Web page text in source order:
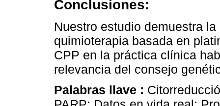
Conclusiones:
Nuestro estudio demuestra
quimioterapia basada en
CPP en la práctica clínica
relevancia del consejo
Palabras llave :